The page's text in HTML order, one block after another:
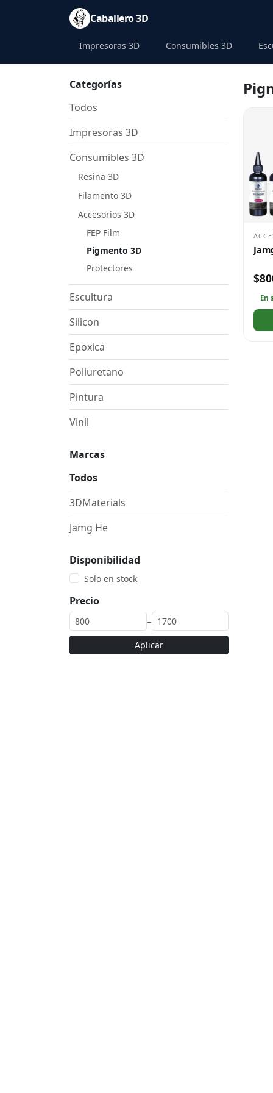
Caballero 3D
Impresoras 3D Consumibles 3D
Categorías
Todos
Impresoras 3D
Consumibles 3D
Resina 3D
Filamento 3D
Accesorios 3D
FEP Film
Pigmento 3D
Protectores
Escultura
Silicon
Epoxica
Poliuretano
Pintura
Vinil
Marcas
Todos
3DMaterials
Jamg He
Disponibilidad
Solo en stock
Precio
–
Aplicar
En